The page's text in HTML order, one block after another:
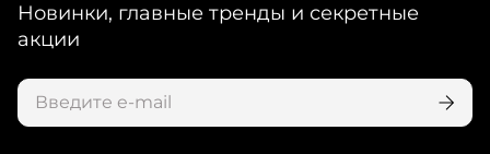
Новинки, главные тренды и секретные
акции